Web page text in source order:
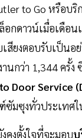
to Go หรือบริ
อกดาวน์เมื่อเดือ
สียงตอบรับเป็นอ
นกว่า 1,344 ครั้ง
Door Service
ซัมซุงทั่วประเทศ
งคงตั้งใจที่จะมอบบ